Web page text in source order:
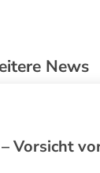
News
Vorsicht